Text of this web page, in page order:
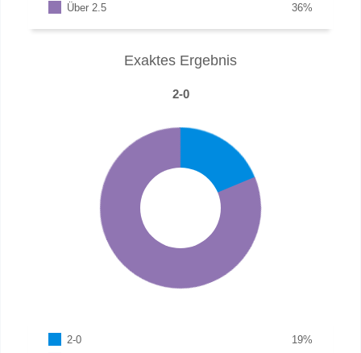
Über 2.5
%
36
Exaktes Ergebnis
2-0
2-0 %
19